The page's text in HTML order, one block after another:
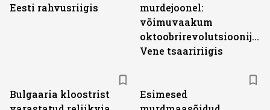
Eesti rahvusriigis
murdejoonel:
võimuvaakum
Vene tsaaririigis
Bulgaaria kloostrist
Esimesed